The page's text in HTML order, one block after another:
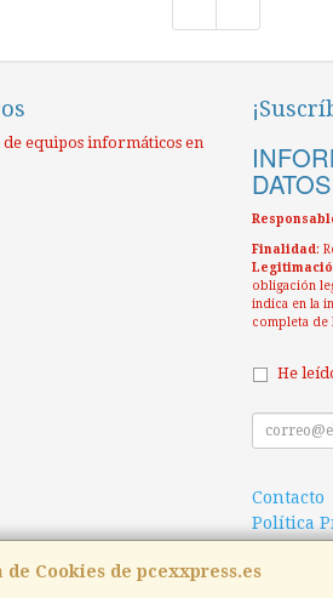
de Cookies de pcexxpress.es
equipos informáticos en
DATOS
Finalidad:
obligación
indica en la
completa de
He
Contacto
Política